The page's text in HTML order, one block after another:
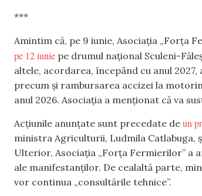
***
Amintim că, pe 9 iunie, Asociația „Forța
pe 12 iunie pe drumul național Sculeni-
altele, acordarea, începând cu anul
precum și rambursarea accizei la
anul 2026. Asociația a menționat că va
Acțiunile anunțate sunt precedate de un
ministra Agriculturii, Ludmila Catlabuga,
Ulterior, Asociația „Forța Fermierilor” a
ale manifestanților. De cealaltă parte,
vor continua „consultările tehnice”.